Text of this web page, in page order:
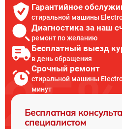
Гарантийное
стиральной машины
Диагностика за наш
ремонт по желанию
Бесплатный выезд
в день обращения
Срочный ремонт
стиральной машины
минут
Бесплатная
специалистом